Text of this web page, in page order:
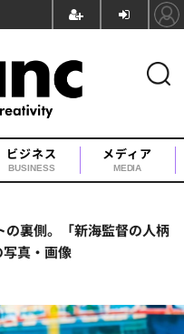
ビジネス
BUSINESS
メディア
MEDIA
の裏側。「新海監督の人柄
真・画像